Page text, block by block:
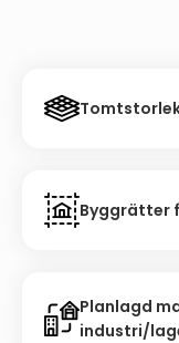
Byggrätter
Planlagd
industri/